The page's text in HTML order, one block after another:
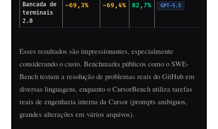
Bancada de
terminais
2.0
~69,3% ~69,4% 82,7% GPT-5.5
Esses resultados são impressionantes, especialmente
considerando o custo. Benchmarks públicos como o SWE-
Bench testam a resolução de problemas reais do GitHub em
diversas linguagens, enquanto o CursorBench utiliza tarefas
reais de engenharia interna da Cursor (prompts ambíguos,
grandes alterações em vários arquivos).